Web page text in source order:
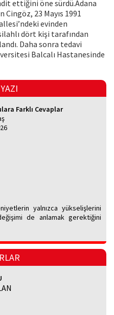
ettiğini öne sürdü.Adana
23 Mayıs 1991
evinden
dört kişi tarafından
Daha sonra tedavi
Balcalı Hastanesinde
Farklı Cevaplar
yalnızca yükselişlerini
de anlamak gerektiğini